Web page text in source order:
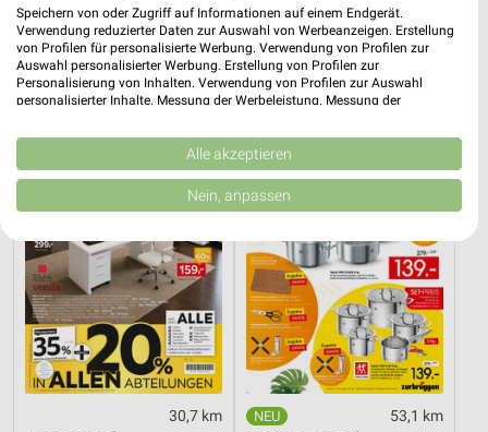
O_KLM_Kuechenbloecke_01_26_ES
Gültig bis So. 16.08.
Wohnenpreishits
Gültig bis Fr. 14.08.
XXXLutz
30,7 km
Zurbrüggen
53,1 km
Speichern von oder Zugriff auf Informationen auf einem Endgerät.
Verwendung reduzierter Daten zur Auswahl von Werbeanzeigen. Erstellung
von Profilen für personalisierte Werbung. Verwendung von Profilen zur
Auswahl personalisierter Werbung. Erstellung von Profilen zur
Personalisierung von Inhalten. Verwendung von Profilen zur Auswahl
personalisierter Inhalte. Messung der Werbeleistung. Messung der
Kombinationen von Daten aus verschiedenen Quellen. Entwicklung und
Verbesserung der Angebote. Verwendung reduzierter Daten zur Auswahl
von Inhalten.
Daten können außerhalb der Europäischen Union weitergegeben und in die
Website/App.
Partnerliste anzeigen (1 IAB-Anbieter)
Wir nutzen Ihre Daten für folgende Zwecke:
IAB-Verarbeitungszwecke:
Speichern von oder Zugriff auf Informationen
auf einem Endgerät
Verwendung reduzierter Daten zur Auswahl von
Alle akzeptieren
Nein, anpassen